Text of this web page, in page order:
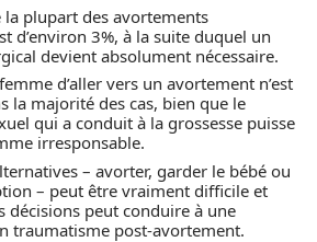
la plupart des avortements
d’environ 3%, à la suite duquel un
devient absolument nécessaire.
d’aller vers un avortement n’est
la majorité des cas, bien que le
qui a conduit à la grossesse puisse
irresponsable.
– avorter, garder le bébé ou
– peut être vraiment difficile et
décisions peut conduire à une
traumatisme post-avortement.